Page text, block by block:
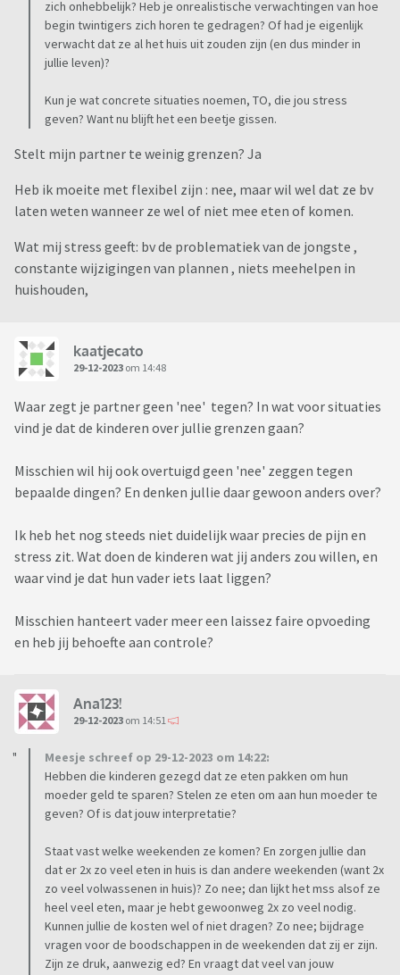
zich onhebbelijk? Heb je onrealistische verwachtingen van hoe
begin twintigers zich horen te gedragen? Of had je eigenlijk
verwacht dat ze al het huis uit zouden zijn (en dus minder in
jullie leven)?
Kun je wat concrete situaties noemen, TO, die jou stress
geven? Want nu blijft het een beetje gissen.
Stelt mijn partner te weinig grenzen? Ja
Heb ik moeite met flexibel zijn : nee, maar wil wel dat ze bv
laten weten wanneer ze wel of niet mee eten of komen.
Wat mij stress geeft: bv de problematiek van de jongste ,
constante wijzigingen van plannen , niets meehelpen in
huishouden,
kaatjecato
29-12-2023 om 14:48
Waar zegt je partner geen 'nee' tegen? In wat voor situaties
vind je dat de kinderen over jullie grenzen gaan?
Misschien wil hij ook overtuigd geen 'nee' zeggen tegen
bepaalde dingen? En denken jullie daar gewoon anders over?
Ik heb het nog steeds niet duidelijk waar precies de pijn en
stress zit. Wat doen de kinderen wat jij anders zou willen, en
waar vind je dat hun vader iets laat liggen?
Misschien hanteert vader meer een laissez faire opvoeding
en heb jij behoefte aan controle?
Ana123!
29-12-2023 om 14:51
Meesje schreef op 29-12-2023 om 14:22:
Hebben die kinderen gezegd dat ze eten pakken om hun
moeder geld te sparen? Stelen ze eten om aan hun moeder te
geven? Of is dat jouw interpretatie?
Staat vast welke weekenden ze komen? En zorgen jullie dan
dat er 2x zo veel eten in huis is dan andere weekenden (want 2x
zo veel volwassenen in huis)? Zo nee; dan lijkt het mss alsof ze
heel veel eten, maar je hebt gewoonweg 2x zo veel nodig.
Kunnen jullie de kosten wel of niet dragen? Zo nee; bijdrage
vragen voor de boodschappen in de weekenden dat zij er zijn.
Zijn ze druk, aanwezig ed? En vraagt dat veel van jouw